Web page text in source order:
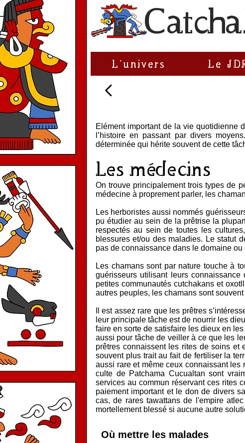
C
L'univers Le
Elément important de la vie quotidienne
l’histoire en passant par divers
déterminée qui hérite souvent de cette
Les médecins
On trouve principalement trois types de
médecine à proprement parler, les
Les herboristes aussi nommés
pu étudier au sein de la prêtrise la
respectés au sein de toutes les
blessures et/ou des maladies. Le statut
pas de connaissance dans le domaine
Les chamans sont par nature touche à
guérisseurs utilisant leurs
petites communautés cutchakans et
autres peuples, les chamans sont
Il est assez rare que les prêtres
leur principale tâche est de nourrir les
faire en sorte de satisfaire les dieux en
aussi pour tâche de veiller à ce que les
prêtres connaissent les rites de soins
souvent plus trait au fait de fertiliser la
aussi rare et même ceux connaissant
culte de Patchama Cucualtan sont
services au commun réservant ces rites
paiement important et le don de divers
cas, de rares tawattans de l'empire
mortellement blessé si aucune autre
Où mettre les malades